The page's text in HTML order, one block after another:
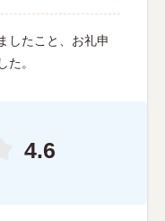
したこと、お礼申
た。
4.6